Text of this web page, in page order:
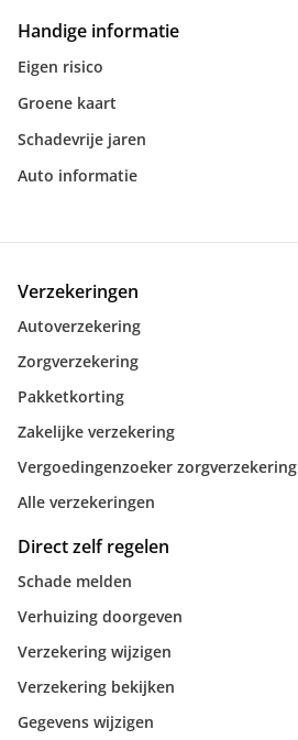
Handige informatie
Eigen risico
Groene kaart
Schadevrije jaren
Auto informatie
Verzekeringen
Autoverzekering
Zorgverzekering
Pakketkorting
Zakelijke verzekering
Vergoedingenzoeker zorgverzekering
Alle verzekeringen
Direct zelf regelen
Schade melden
Verhuizing doorgeven
Verzekering wijzigen
Verzekering bekijken
Gegevens wijzigen